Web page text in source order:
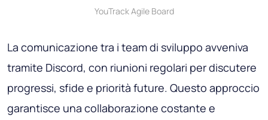
YouTrack Agile Board
La comunicazione tra i team di sviluppo avveniva
tramite Discord, con riunioni regolari per discutere
progressi, sfide e priorità future. Questo approccio
garantisce una collaborazione costante e